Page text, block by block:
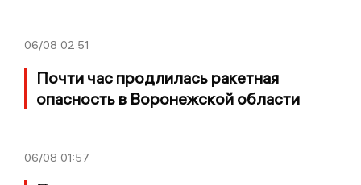
06/08 02:51
Почти час продлилась ракетная
опасность в Воронежской области
06/08 01:57